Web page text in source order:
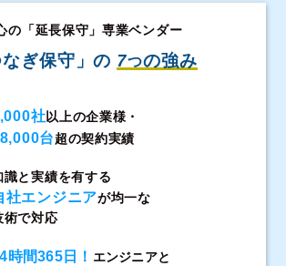
の「延長保守」専業ベンダー
なぎ保守」の 7つの強み
社以上の企業様・
台超の契約実績
識と実績を有する
社エンジニアが均一な
術で対応
時間365日！ エンジニアと